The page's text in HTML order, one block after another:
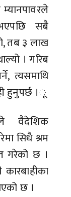
सबै
तब ३ लाख
। गरिब
त्यसमाथि
हुनुपर्छ ।ू
वैदेशिक
सिधै श्रम
गरेको छ ।
छ ।